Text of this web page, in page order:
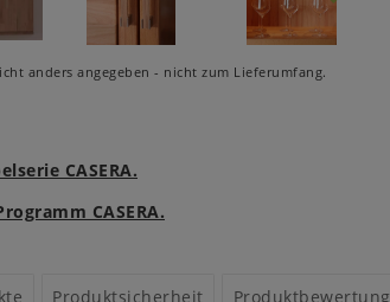
anders angegeben - nicht zum Lieferumfang.
CASERA.
CASERA.
Produktsicherheit Produktbewertung